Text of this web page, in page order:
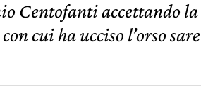
Centofanti accettando la
cui ha ucciso l’orso